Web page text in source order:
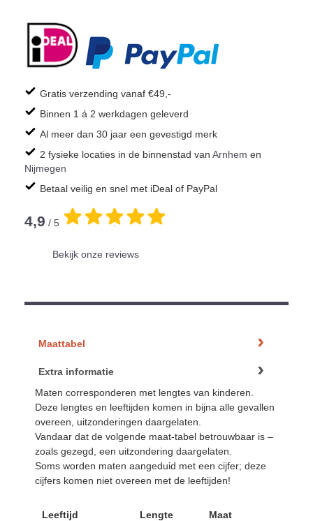
Gratis verzending vanaf €49,-
Binnen 1 á 2 werkdagen geleverd
Al meer dan 30 jaar een gevestigd merk
2 fysieke locaties in de binnenstad van Arnhem en
Nijmegen
Betaal veilig en snel met iDeal of PayPal
4,9 / 5 .
Bekijk onze reviews
Maattabel
Extra informatie
Maten corresponderen met lengtes van kinderen.
Deze lengtes en leeftijden komen in bijna alle gevallen
overeen, uitzonderingen daargelaten.
Vandaar dat de volgende maat-tabel betrouwbaar is –
zoals gezegd, een uitzondering daargelaten.
Soms worden maten aangeduid met een cijfer; deze
cijfers komen niet overeen met de leeftijden!
Leeftijd Lengte
Maat